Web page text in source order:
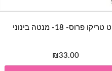
פרוס- 18- מנטה בינוני
₪33.00